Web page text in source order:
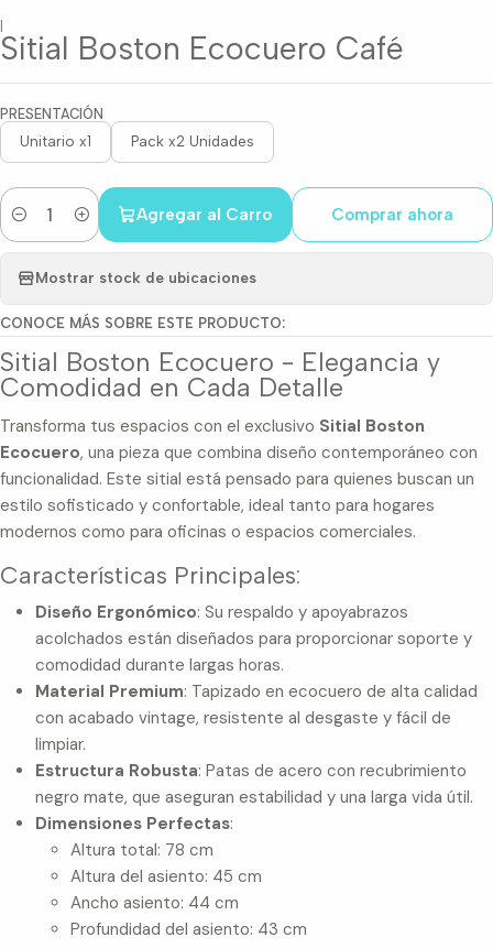
|
Sitial Boston Ecocuero Café
PRESENTACIÓN
Unitario x1 Pack x2 Unidades
Cantidad
Agregar al Carro Comprar ahora
Mostrar stock de ubicaciones
CONOCE MÁS SOBRE ESTE PRODUCTO:
Sitial Boston Ecocuero - Elegancia y
Comodidad en Cada Detalle
Transforma tus espacios con el exclusivo Sitial Boston
Ecocuero, una pieza que combina diseño contemporáneo con
funcionalidad. Este sitial está pensado para quienes buscan un
estilo sofisticado y confortable, ideal tanto para hogares
modernos como para oficinas o espacios comerciales.
Características Principales:
Diseño Ergonómico: Su respaldo y apoyabrazos
acolchados están diseñados para proporcionar soporte y
comodidad durante largas horas.
Material Premium: Tapizado en ecocuero de alta calidad
con acabado vintage, resistente al desgaste y fácil de
limpiar.
Estructura Robusta: Patas de acero con recubrimiento
negro mate, que aseguran estabilidad y una larga vida útil.
Dimensiones Perfectas:
Altura total: 78 cm
Altura del asiento: 45 cm
Ancho asiento: 44 cm
Profundidad del asiento: 43 cm